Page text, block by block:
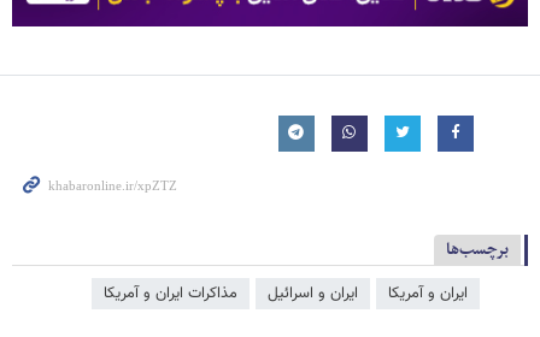
برچسب‌ها
ایران و آمریکا ایران و اسرائیل مذاکرات ایران و آمریکا